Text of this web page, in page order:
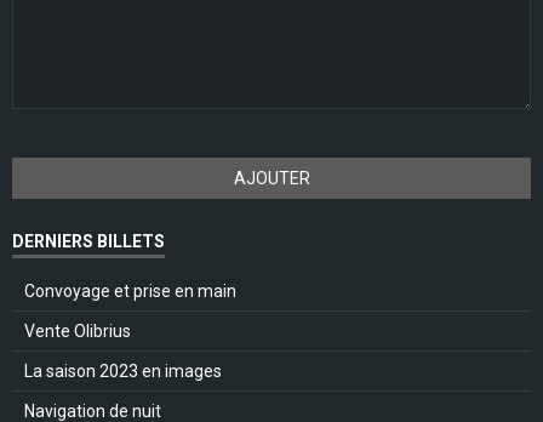
AJOUTER
DERNIERS BILLETS
Convoyage et prise en main
Vente Olibrius
La saison 2023 en images
Navigation de nuit